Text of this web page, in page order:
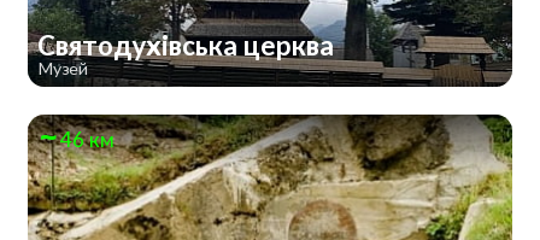
Святодухівська церква
Музей
46 км